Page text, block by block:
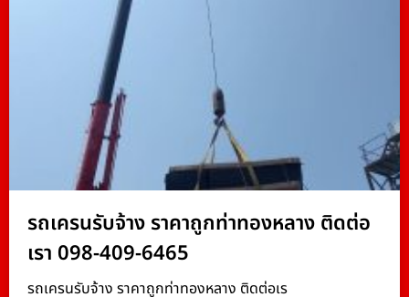
รถเครนรับจ้าง ราคาถูกท่าทองหลาง ติดต่อ
เรา 098-409-6465
รถเครนรับจ้าง ราคาถูกท่าทองหลาง ติดต่อเร